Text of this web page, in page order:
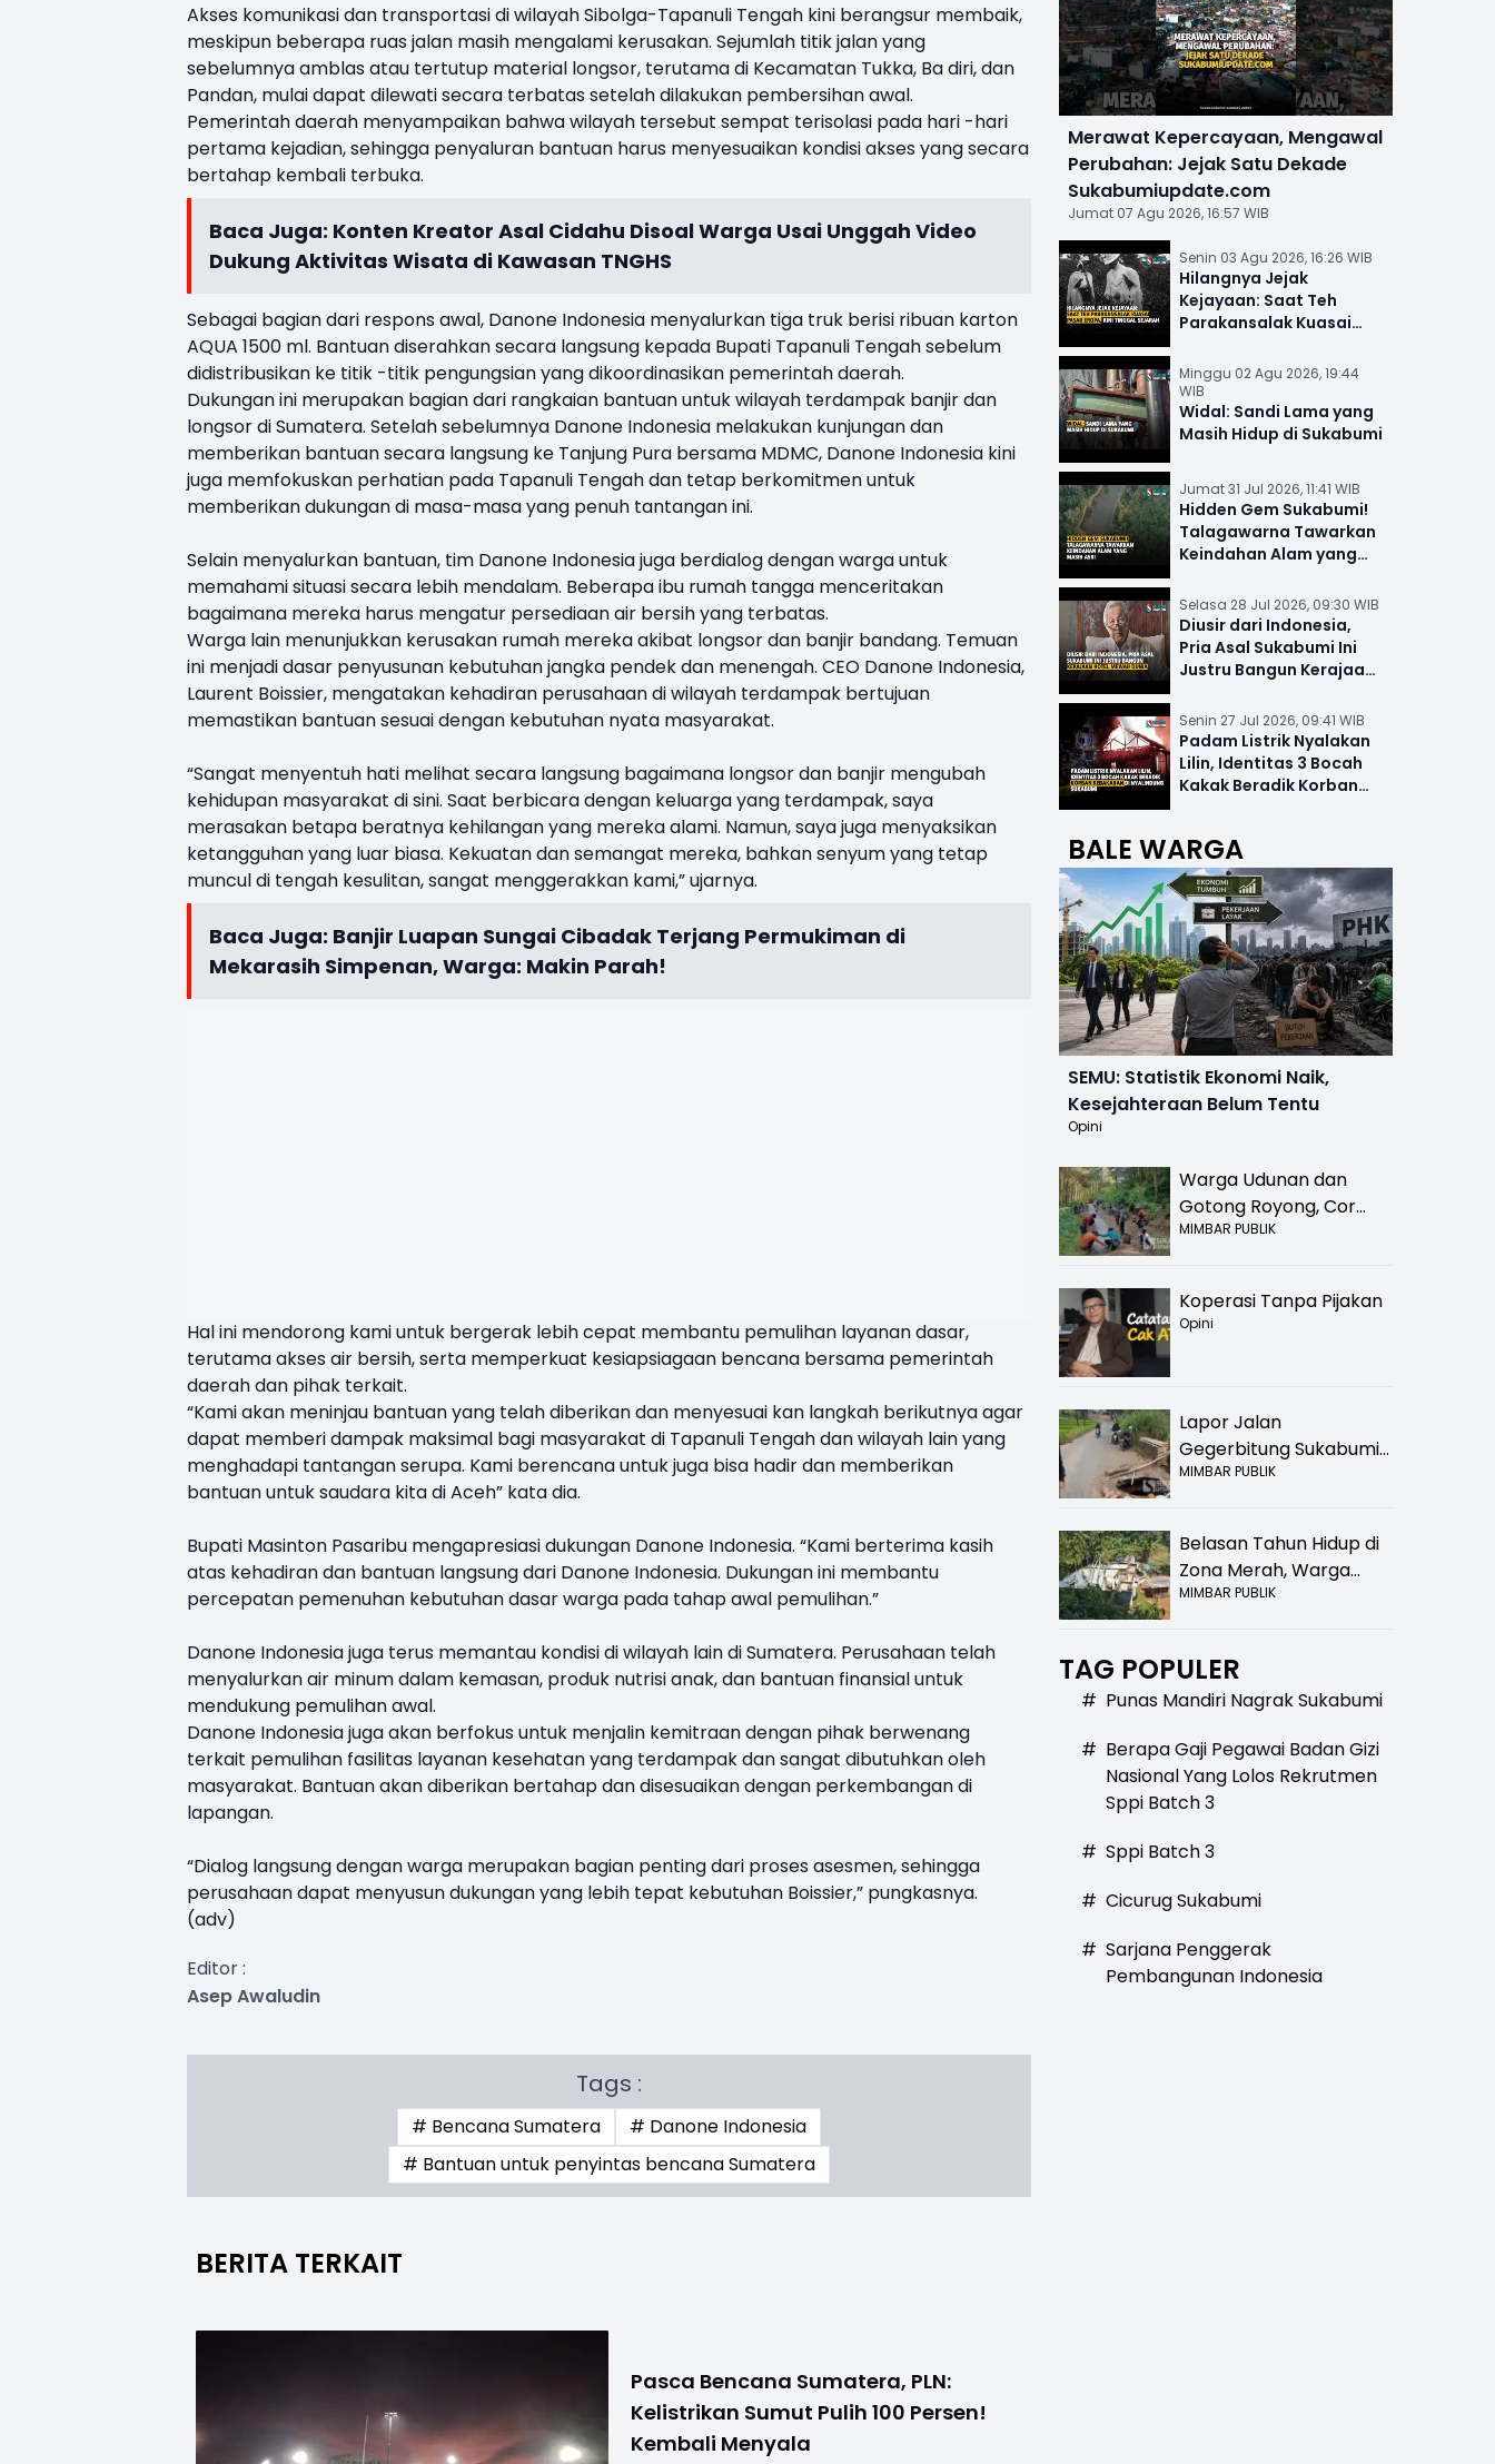
Akses komunikasi dan transportasi di wilayah Sibolga-Tapanuli Tengah kini berangsur membaik,
meskipun beberapa ruas jalan masih mengalami kerusakan. Sejumlah titik jalan yang
sebelumnya amblas atau tertutup material longsor, terutama di Kecamatan Tukka, Ba diri, dan
Pandan, mulai dapat dilewati secara terbatas setelah dilakukan pembersihan awal.
Pemerintah daerah menyampaikan bahwa wilayah tersebut sempat terisolasi pada hari -hari
pertama kejadian, sehingga penyaluran bantuan harus menyesuaikan kondisi akses yang secara
bertahap kembali terbuka.
Baca Juga: Konten Kreator Asal Cidahu Disoal Warga Usai Unggah Video
Dukung Aktivitas Wisata di Kawasan TNGHS
Sebagai bagian dari respons awal, Danone Indonesia menyalurkan tiga truk berisi ribuan karton
AQUA 1500 ml. Bantuan diserahkan secara langsung kepada Bupati Tapanuli Tengah sebelum
didistribusikan ke titik -titik pengungsian yang dikoordinasikan pemerintah daerah.
Dukungan ini merupakan bagian dari rangkaian bantuan untuk wilayah terdampak banjir dan
longsor di Sumatera. Setelah sebelumnya Danone Indonesia melakukan kunjungan dan
memberikan bantuan secara langsung ke Tanjung Pura bersama MDMC, Danone Indonesia kini
juga memfokuskan perhatian pada Tapanuli Tengah dan tetap berkomitmen untuk
memberikan dukungan di masa-masa yang penuh tantangan ini.
Selain menyalurkan bantuan, tim Danone Indonesia juga berdialog dengan warga untuk
memahami situasi secara lebih mendalam. Beberapa ibu rumah tangga menceritakan
bagaimana mereka harus mengatur persediaan air bersih yang terbatas.
Warga lain menunjukkan kerusakan rumah mereka akibat longsor dan banjir bandang. Temuan
ini menjadi dasar penyusunan kebutuhan jangka pendek dan menengah. CEO Danone Indonesia,
Laurent Boissier, mengatakan kehadiran perusahaan di wilayah terdampak bertujuan
memastikan bantuan sesuai dengan kebutuhan nyata masyarakat.
“Sangat menyentuh hati melihat secara langsung bagaimana longsor dan banjir mengubah
kehidupan masyarakat di sini. Saat berbicara dengan keluarga yang terdampak, saya
merasakan betapa beratnya kehilangan yang mereka alami. Namun, saya juga menyaksikan
ketangguhan yang luar biasa. Kekuatan dan semangat mereka, bahkan senyum yang tetap
muncul di tengah kesulitan, sangat menggerakkan kami,” ujarnya.
Baca Juga: Banjir Luapan Sungai Cibadak Terjang Permukiman di
Mekarasih Simpenan, Warga: Makin Parah!
Hal ini mendorong kami untuk bergerak lebih cepat membantu pemulihan layanan dasar,
terutama akses air bersih, serta memperkuat kesiapsiagaan bencana bersama pemerintah
daerah dan pihak terkait.
“Kami akan meninjau bantuan yang telah diberikan dan menyesuai kan langkah berikutnya agar
dapat memberi dampak maksimal bagi masyarakat di Tapanuli Tengah dan wilayah lain yang
menghadapi tantangan serupa. Kami berencana untuk juga bisa hadir dan memberikan
bantuan untuk saudara kita di Aceh” kata dia.
Bupati Masinton Pasaribu mengapresiasi dukungan Danone Indonesia. “Kami berterima kasih
atas kehadiran dan bantuan langsung dari Danone Indonesia. Dukungan ini membantu
percepatan pemenuhan kebutuhan dasar warga pada tahap awal pemulihan.”
Danone Indonesia juga terus memantau kondisi di wilayah lain di Sumatera. Perusahaan telah
menyalurkan air minum dalam kemasan, produk nutrisi anak, dan bantuan finansial untuk
mendukung pemulihan awal.
Danone Indonesia juga akan berfokus untuk menjalin kemitraan dengan pihak berwenang
terkait pemulihan fasilitas layanan kesehatan yang terdampak dan sangat dibutuhkan oleh
masyarakat. Bantuan akan diberikan bertahap dan disesuaikan dengan perkembangan di
lapangan.
“Dialog langsung dengan warga merupakan bagian penting dari proses asesmen, sehingga
perusahaan dapat menyusun dukungan yang lebih tepat kebutuhan Boissier,” pungkasnya.
(adv)
Editor :
Asep Awaludin
Tags :
# Bencana Sumatera
# Danone Indonesia
# Bantuan untuk penyintas bencana Sumatera
BERITA TERKAIT
Pasca Bencana Sumatera, PLN:
Kelistrikan Sumut Pulih 100 Persen!
Kembali Menyala
Merawat Kepercayaan, Mengawal
Perubahan: Jejak Satu Dekade
Sukabumiupdate.com
Jumat 07 Agu 2026, 16:57 WIB
Senin 03 Agu 2026, 16:26 WIB
Hilangnya Jejak
Kejayaan: Saat Teh
Parakansalak Kuasai
Sejarah
Minggu 02 Agu 2026, 19:44
WIB
Widal: Sandi Lama yang
Masih Hidup di Sukabumi
Jumat 31 Jul 2026, 11:41 WIB
Hidden Gem Sukabumi!
Talagawarna Tawarkan
Keindahan Alam yang
Selasa 28 Jul 2026, 09:30 WIB
Diusir dari Indonesia,
Pria Asal Sukabumi Ini
Justru Bangun Kerajaan
Senin 27 Jul 2026, 09:41 WIB
Padam Listrik Nyalakan
Lilin, Identitas 3 Bocah
Kakak Beradik Korban
BALE WARGA
SEMU: Statistik Ekonomi Naik,
Kesejahteraan Belum Tentu
Opini
Warga Udunan dan
Gotong Royong, Cor
Jalan Hancur di
MIMBAR PUBLIK
Koperasi Tanpa Pijakan
Opini
Lapor Jalan
Gegerbitung Sukabumi
Bolong! Bahaya Bagi
MIMBAR PUBLIK
Belasan Tahun Hidup di
Zona Merah, Warga
Kampung Nangewer
Relokasi
MIMBAR PUBLIK
TAG POPULER
# Punas Mandiri Nagrak Sukabumi
# Berapa Gaji Pegawai Badan Gizi
Nasional Yang Lolos Rekrutmen
Sppi Batch 3
# Sppi Batch 3
# Cicurug Sukabumi
# Sarjana Penggerak
Pembangunan Indonesia